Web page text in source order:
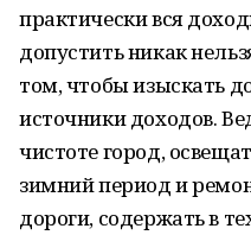
практически вся
допустить никак
том, чтобы изыскать
источники доходов.
чистоте город,
зимний период и
дороги, содержать в